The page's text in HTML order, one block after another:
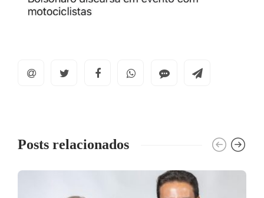
Posts relacionados